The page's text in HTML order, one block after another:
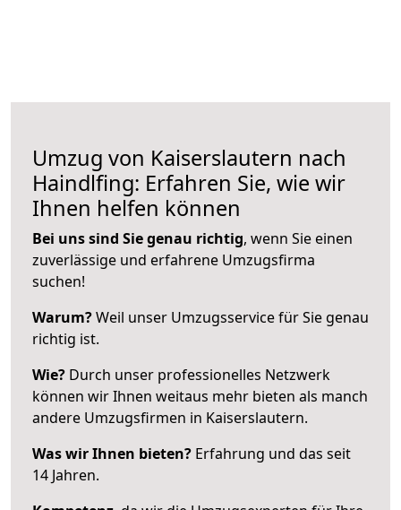
Umzug von Kaiserslautern nach
Haindlfing: Erfahren Sie, wie wir
Ihnen helfen können
Bei uns sind Sie genau richtig, wenn Sie einen
zuverlässige und erfahrene Umzugsfirma
suchen!
Warum?Weil unser Umzugsservice für Sie genau
richtig ist.
Wie? Durch unser professionelles Netzwerk
können wir Ihnen weitaus mehr bieten als manch
andere Umzugsfirmen in Kaiserslautern.
Was wir Ihnen bieten? Erfahrung und das seit
14 Jahren.